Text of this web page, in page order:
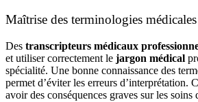
Maîtrise des terminologies médicales
Des transcripteurs médicaux
et utiliser correctement le jargon médical
spécialité. Une bonne connaissance des
permet d’éviter les erreurs d’interprétation.
avoir des conséquences graves sur les soins